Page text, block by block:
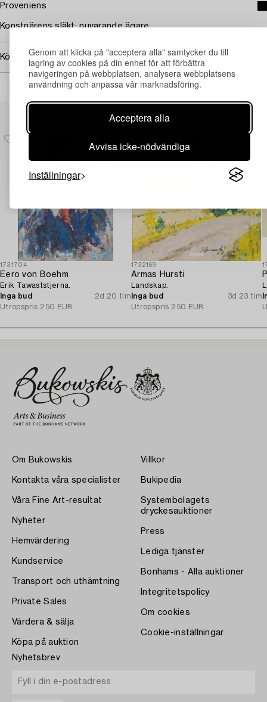
Genom att klicka på "acceptera alla" samtycker du till
lagring av cookies på din enhet för att förbättra
navigeringen på webbplatsen, analysera webbplatsens
användning och anpassa vår marknadsföring.
Acceptera alla
Avvisa icke-nödvändiga
Inställningar
Proveniens
Konstnärens släkt; nuvarande ägare
Köpinformation
1731704
Eero von Boehm
Erik Tawaststjerna.
Inga bud
2d 20 tim
Utropspris 250 EUR
1732169
Armas Hursti
Landskap.
Inga bud
3d 23 tim
Utropspris 250 EUR
Om Bukowskis
Kontakta våra specialister
Våra Fine Art-resultat
Nyheter
Hemvärdering
Kundservice
Transport och uthämtning
Private Sales
Värdera & sälja
Köpa på auktion
Villkor
Bukipedia
Systembolagets
dryckesauktioner
Press
Lediga tjänster
Bonhams - Alla auktioner
Integritetspolicy
Om cookies
Cookie-inställningar
Nyhetsbrev